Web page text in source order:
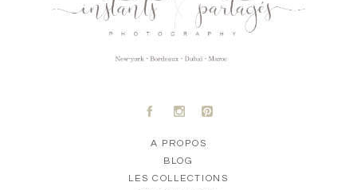
A C D
A PROPOS
BLOG
LES COLLECTIONS